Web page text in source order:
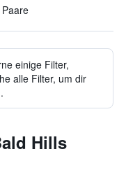
Paare
einige Filter,
alle Filter, um dir
Hills